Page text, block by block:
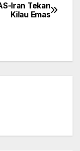
Iran Tekan
Kilau Emas